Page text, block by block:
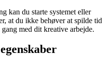
kan du starte systemet eller
at du ikke behøver at spilde tid
med dit kreative arbejde.